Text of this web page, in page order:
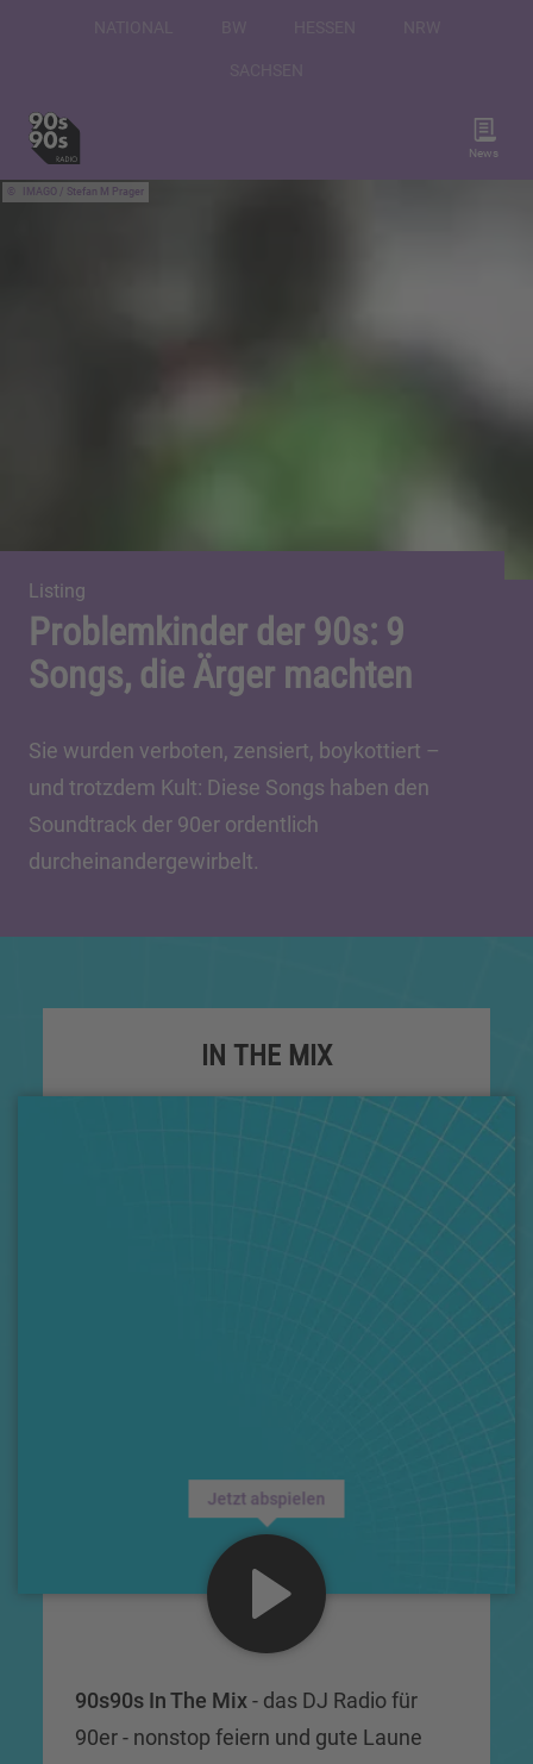
News
IMAGO / Stefan M Prager
Listing
Problemkinder der 90s: 9
Songs, die Ärger machten
Sie wurden verboten, zensiert, boykottiert –
und trotzdem Kult: Diese Songs haben den
Soundtrack der 90er ordentlich
durcheinandergewirbelt.
IN THE MIX
Jetzt abspielen
90s90s In The Mix- das DJ Radio für
90er - nonstop feiern und gute Laune